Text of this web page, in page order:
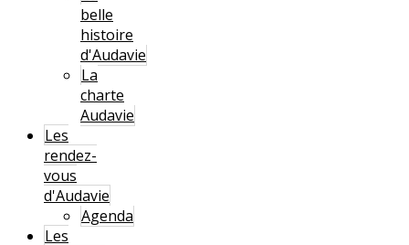
belle
histoire
d'Audavie
La
charte
Audavie
Les
rendez-
vous
d'Audavie
Agenda
Les